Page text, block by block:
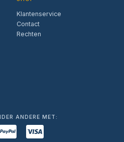
Klantenservice
Contact
Rechten
ANDERE MET: